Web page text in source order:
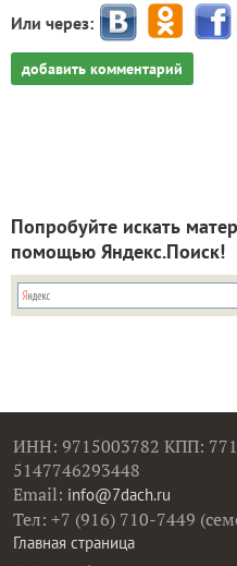
Или через:
добавить комментарий
Попробуйте искать
помощью Яндекс.Поиск!
ИНН: 9715003782 КПП:
5147746293448
Email: info@7dach.ru
Тел: +7 (916) 710-7449
Главная страница